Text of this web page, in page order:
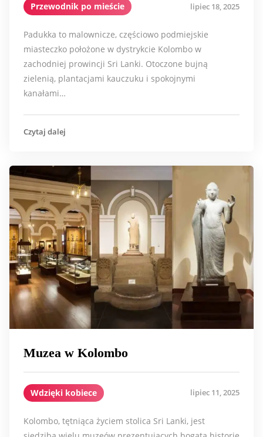
Przewodnik po mieście lipiec 18, 2025
Padukka to malownicze, częściowo podmiejskie
miasteczko położone w dystrykcie Kolombo w
zachodniej prowincji Sri Lanki. Otoczone bujną
zielenią, plantacjami kauczuku i spokojnymi
kanałami…
Czytaj dalej
Muzea w Kolombo
Wdzięki kobiece lipiec 11, 2025
Kolombo, tętniąca życiem stolica Sri Lanki, jest